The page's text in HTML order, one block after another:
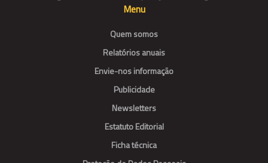
Menu
Quem somos
Relatórios anuais
Envie-nos informação
Publicidade
Newsletters
Estatuto Editorial
Ficha técnica